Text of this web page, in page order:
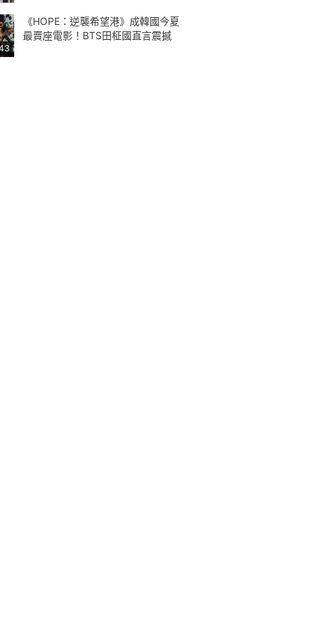
《HOPE：逆襲希望港》成韓國今夏
最賣座電影！BTS田柾國直言震撼